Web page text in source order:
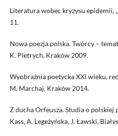
Literatura wobec kryzysu epidemii,
11.
Nowa poezja polska. Twórcy –
K. Pietrych, Kraków 2009.
Wyobraźnia poetycka XXI wieku,
M. Marchaj, Kraków 2014.
Z ducha Orfeusza. Studia o polskiej
Kass, A. Legeżyńska, J. Ławski,